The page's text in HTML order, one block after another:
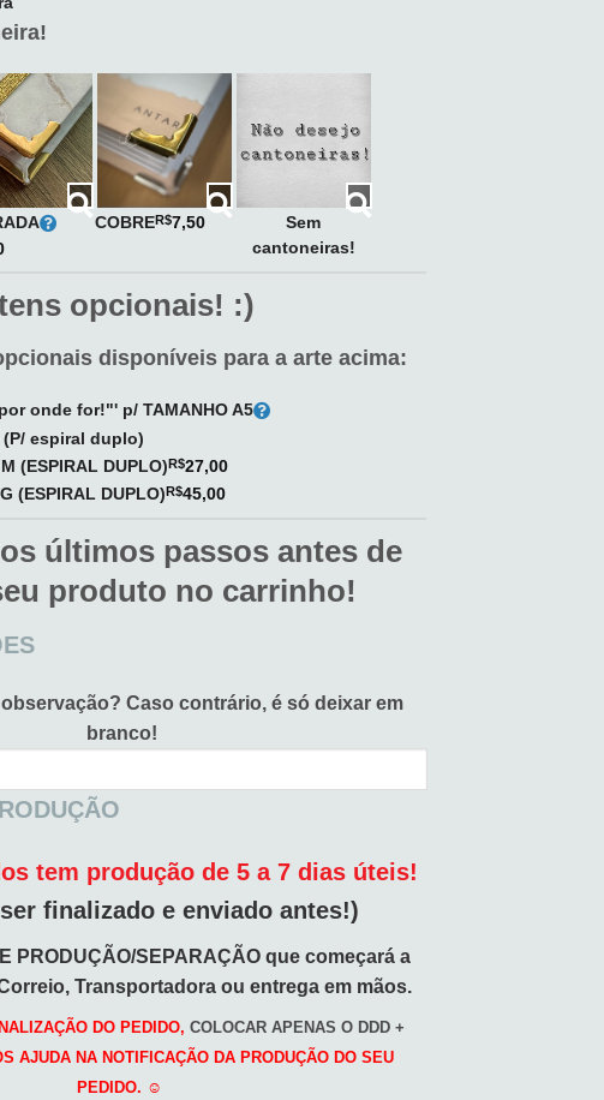
COBRER$7,50
Sem
cantoneiras!
opcionais! :)
disponíveis para a arte acima:
onde for!"' p/ TAMANHO A5
espiral duplo)
(ESPIRAL DUPLO)R$27,00
(ESPIRAL DUPLO)R$45,00
últimos passos antes de
produto no carrinho!
Caso contrário, é só deixar em
branco!
tem produção de 5 a 7 dias úteis!
finalizado e enviado antes!)
PRODUÇÃO/SEPARAÇÃO que começará a
Transportadora ou entrega em mãos.
DO PEDIDO, COLOCAR APENAS O DDD +
AJUDA NA NOTIFICAÇÃO DA PRODUÇÃO DO SEU
PEDIDO. ☺️